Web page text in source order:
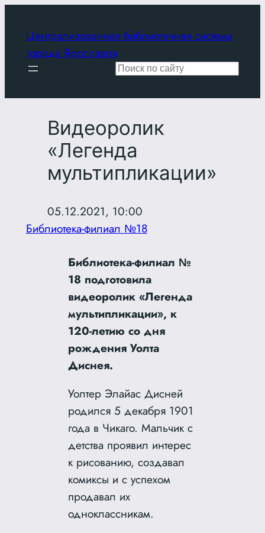
содержимому
Централизованная библиотечная система
города Ярославля
Поиск
Видеоролик
«Легенда
мультипликации»
05.12.2021, 10:00
Библиотека-филиал №18
Библиотека-филиал №
18 подготовила
видеоролик «Легенда
мультипликации», к
120-летию со дня
рождения Уолта
Диснея.
Уолтер Элайас Дисней
родился 5 декабря 1901
года в Чикаго. Мальчик с
детства проявил интерес
к рисованию, создавал
комиксы и с успехом
продавал их
одноклассникам.